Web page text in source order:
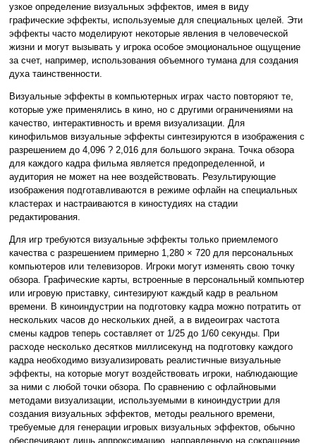
узкое определение визуальных эффектов, имея в виду
графические эффекты, используемые для специальных целей. Эти
эффекты часто моделируют некоторые явления в человеческой
жизни и могут вызывать у игрока особое эмоциональное ощущение
за счет, например, использования объемного тумана для создания
духа таинственности.
Визуальные эффекты в компьютерных играх часто повторяют те,
которые уже применялись в кино, но с другими ограничениями на
качество, интерактивность и время визуализации. Для
кинофильмов визуальные эффекты синтезируются в изображения с
разрешением до 4,096 ? 2,016 для большого экрана. Точка обзора
для каждого кадра фильма является предопределенной, и
аудитория не может на нее воздействовать. Результирующие
изображения подготавливаются в режиме офлайн на специальных
кластерах и настраиваются в киностудиях на стадии
редактирования.
Для игр требуются визуальные эффекты только приемлемого
качества с разрешением примерно 1,280 × 720 для персональных
компьютеров или телевизоров. Игроки могут изменять свою точку
обзора. Графические карты, встроенные в персональный компьютер
или игровую приставку, синтезируют каждый кадр в реальном
времени. В киноиндустрии на подготовку кадра можно потратить от
нескольких часов до нескольких дней, а в видеоиграх частота
смены кадров теперь составляет от 1/25 до 1/60 секунды. При
расходе несколько десятков миллисекунд на подготовку каждого
кадра необходимо визуализировать реалистичные визуальные
эффекты, на которые могут воздействовать игроки, наблюдающие
за ними с любой точки обзора. По сравнению с офлайновыми
методами визуализации, используемыми в киноиндустрии для
создания визуальных эффектов, методы реального времени,
требуемые для генерации игровых визуальных эффектов, обычно
обеспечивают лишь аппроксимацию, направленную на сокращение